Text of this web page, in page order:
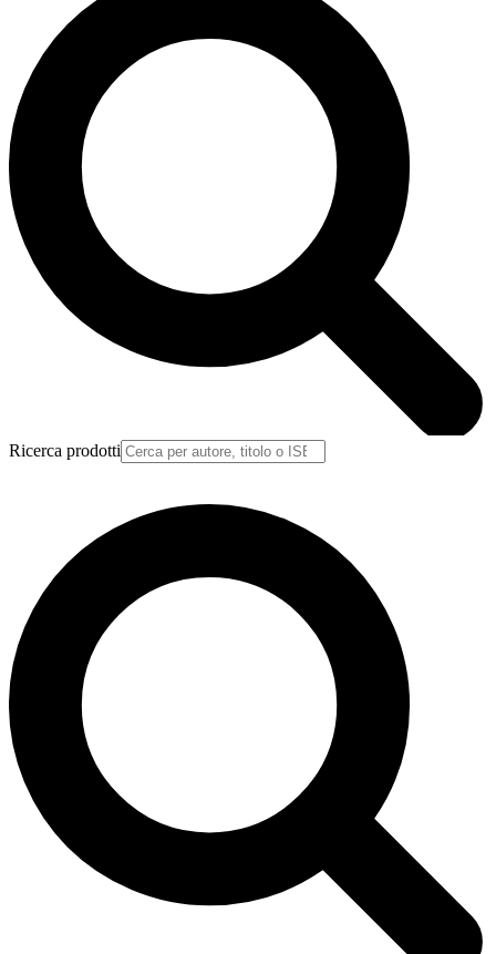
Ricerca prodotti